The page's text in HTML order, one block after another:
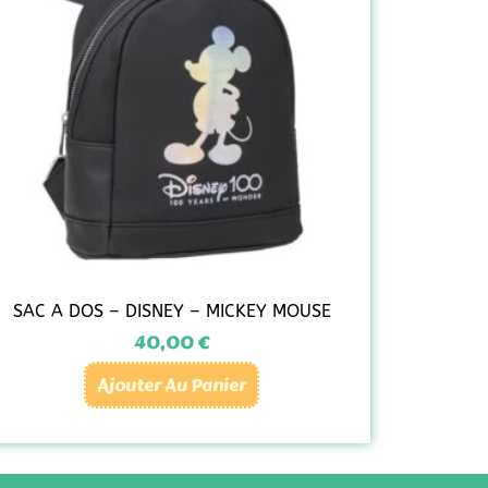
SAC A DOS – DISNEY – MICKEY MOUSE
40,00€
Ajouter Au Panier